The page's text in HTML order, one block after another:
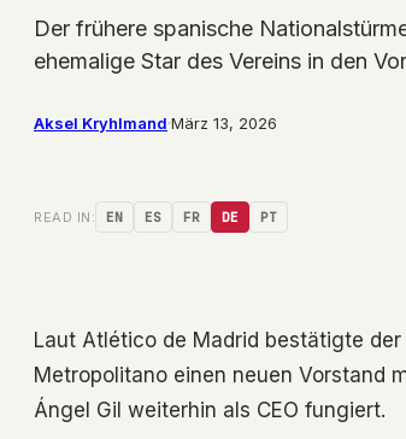
Der frühere spanische
ehemalige Star des Vereins in den
Aksel Kryhlmand·März 13, 2026
READ IN: EN ES FR DE PT
Laut Atlético de Madrid bestätigte
Metropolitano einen neuen Vorstand
Ángel Gil weiterhin als CEO fungiert.